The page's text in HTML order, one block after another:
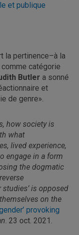
et publique
la pertinence–à la
catégorie
Butler a sonné
et
de genre».
how society is
what
lived experience,
engage in a form
the dogmatic
studies’ is opposed
on the
provoking
. 23 oct. 2021.